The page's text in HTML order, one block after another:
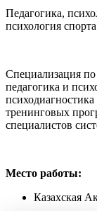
Педагогика,
психология
Специализация
педагогика и
тренинговых
специалистов
Место работы:
Казахская